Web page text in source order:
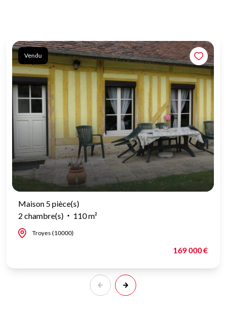
Vendu
Maison 5 pièce(s)
2 chambre(s)
110 m²
Troyes (10000)
169 000 €